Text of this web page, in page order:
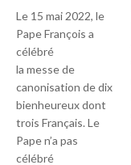
Le 15 mai 2022, le
Pape François a
célébré
la messe de
canonisation de dix
bienheureux dont
trois Français. Le
Pape n’a pas
célébré